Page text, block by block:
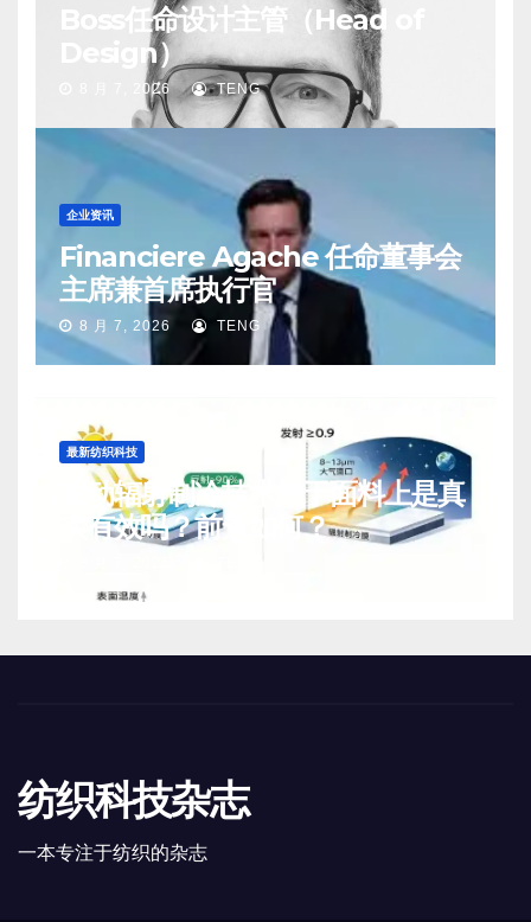
Boss任命设计主管（Head of
Design）
8 月 7, 2026 TENG
企业资讯
Financiere Agache 任命董事会
主席兼首席执行官
8 月 7, 2026 TENG
最新纺织科技
被动辐射制冷技术用于面料上是真
实有效吗？前景如何？
纺织科技杂志
一本专注于纺织的杂志